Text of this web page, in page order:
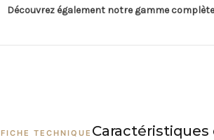
Découvrez également notre gamme
FICHE TECHNIQUE